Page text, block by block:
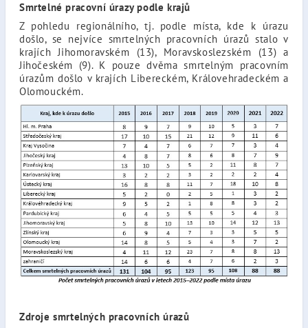
Smrtelné pracovní úrazy podle krajů
Z pohledu regionálního, tj. podle místa, kde k úrazu
došlo, se nejvíce smrtelných pracovních úrazů stalo v
krajích Jihomoravském (13), Moravskoslezském (13) a
Jihočeském (9). K pouze dvěma smrtelným pracovním
úrazům došlo v krajích Libereckém, Královehradeckém a
Olomouckém.
Zdroje smrtelných pracovních úrazů